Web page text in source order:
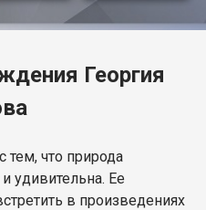
Георгия
тем, что природа
удивительна. Ее
в произведениях